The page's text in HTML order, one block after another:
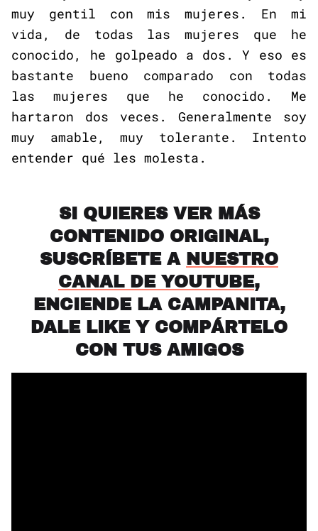
muy gentil con mis mujeres. En mi
vida, de todas las mujeres que he
conocido, he golpeado a dos. Y eso es
bastante bueno comparado con todas
las mujeres que he conocido. Me
hartaron dos veces. Generalmente soy
muy amable, muy tolerante. Intento
entender qué les molesta.
SI QUIERES VER MÁS
CONTENIDO ORIGINAL,
SUSCRÍBETE A NUESTRO
CANAL DE YOUTUBE,
ENCIENDE LA CAMPANITA,
DALE LIKE Y COMPÁRTELO
CON TUS AMIGOS